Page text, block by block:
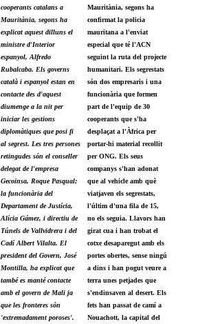
cooperants catalans a
Mauritània, segons ha
explicat aquest dilluns el
ministre d'Interior
espanyol, Alfredo
Rubalcaba. Els governs
català i espanyol estan en
contacte des d'aquest
diumenge a la nit per
iniciar les gestions
diplomàtiques que posi fi
al segrest. Les tres persones
retingudes són el conseller
delegat de l'empresa
Gecoinsa, Roque Pasqual;
la funcionària del
Departament de Justícia,
Alícia Gámez, i directiu de
Túnels de Vallvidrera i del
Cadí Albert Vilalta. El
president del Govern, José
Montilla, ha explicat que
també es manté contacte
amb el govern de Mali ja
que les fronteres són
'extremadament poroses'.
Mauritània, segons ha
confirmat la policia
mauritana a l'enviat
especial que té l'ACN
seguint la ruta del projecte
humanitari. Els segrestats
són dos empresaris i una
funcionària que formen
part de l'equip de 30
cooperants que s'ha
desplaçat a l'Àfrica per
portar-hi material recollit
per ONG. Els seus
companys s'han adonat
que al vehicle amb què
viatjaven els segrestats,
l'últim d'una fila de 15,
no els seguia. Llavors han
girat cua i han trobat el
cotxe desaparegut amb els
portes obertes, sense ningú
a dins i han pogut veure a
terra unes petjades que
s'endinsaven al desert. Els
fets han passat de camí a
Nouachott, la capital del